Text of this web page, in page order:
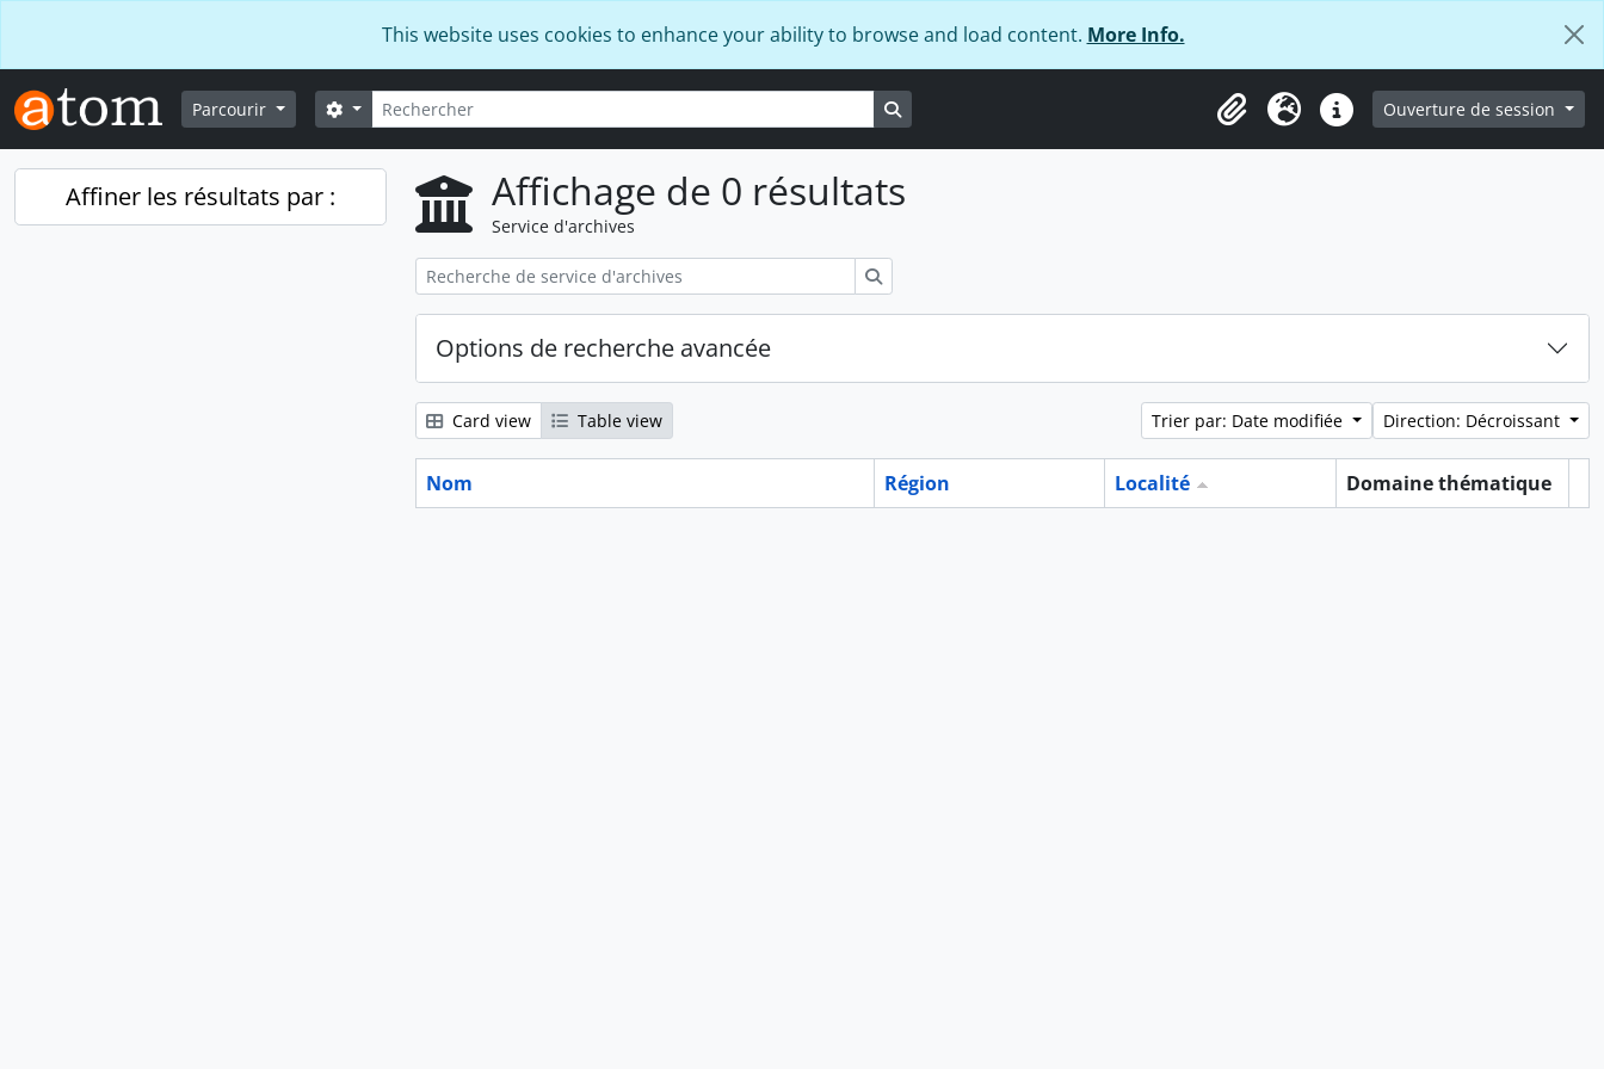
This website uses cookies to enhance your ability to browse and load content. More Info.
Parcourir Rechercher
Search options
Presse-papier
LangueLiens rapidesOuverture de session
Affiner les résultats par : Affichage de 0 résultats
Service d'archives
Options de recherche avancée
Card view Table view Trier par: Date modifiée Direction: Décroissant
Nom Région Localité
Domaine thématique